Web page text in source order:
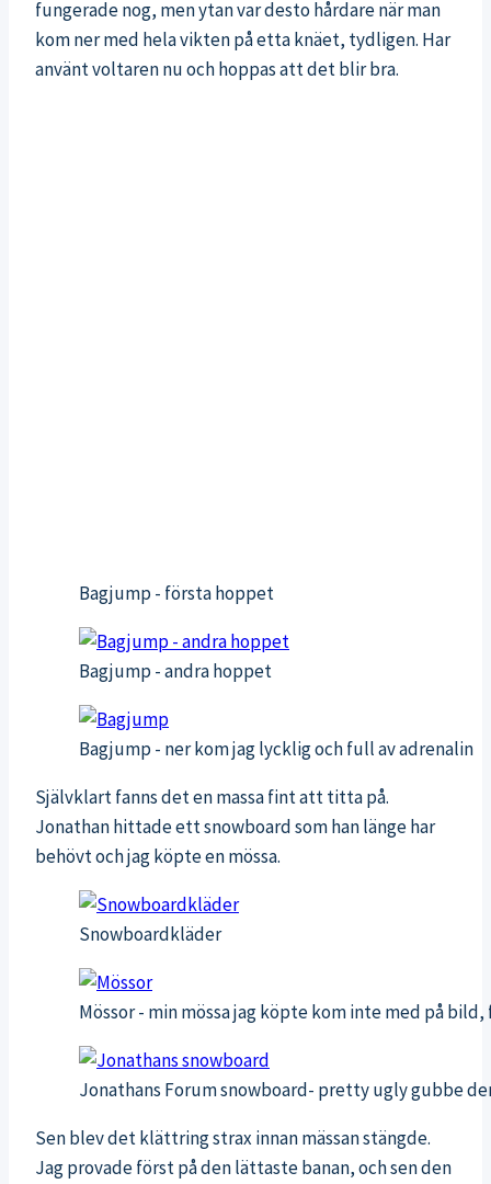
fungerade nog, men ytan var desto hårdare när man
kom ner med hela vikten på etta knäet, tydligen. Har
använt voltaren nu och hoppas att det blir bra.
Bagjump - första hoppet
Bagjump - andra hoppet
Bagjump - ner kom jag lycklig och full av adrenalin
Självklart fanns det en massa fint att titta på.
Jonathan hittade ett snowboard som han länge har
behövt och jag köpte en mössa.
Snowboardkläder
Mössor - min mössa jag köpte kom inte med på bild,
Jonathans Forum snowboard- pretty ugly gubbe
Sen blev det klättring strax innan mässan stängde.
Jag provade först på den lättaste banan, och sen den